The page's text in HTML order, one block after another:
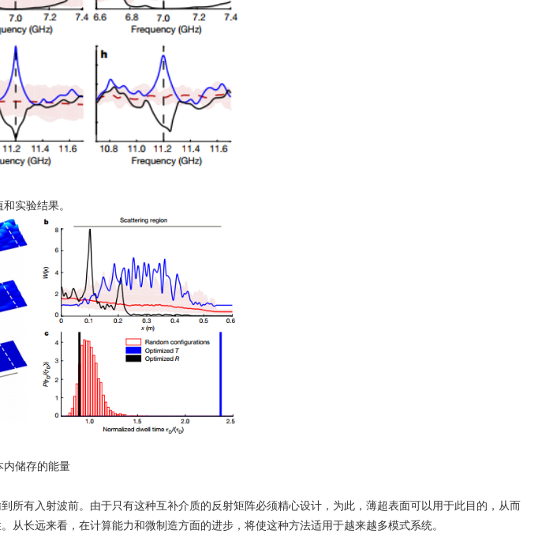
实验结果。
内储存的能量
有入射波前。由于只有这种互补介质的反射矩阵必须精心设计，为此，薄超表面可以用于此目的，从而
长远来看，在计算能力和微制造方面的进步，将使这种方法适用于越来越多模式系统。